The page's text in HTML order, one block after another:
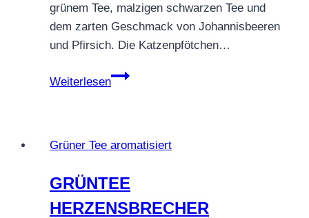
grünem Tee, malzigen schwarzen Tee und
dem zarten Geschmack von Johannisbeeren
und Pfirsich. Die Katzenpfötchen…
Weiterlesen
GRÜNTEE
Grüner Tee aromatisiert
GRÜNTEE
HERZENSBRECHER